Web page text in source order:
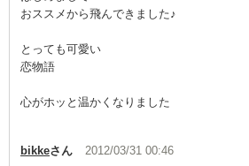
おススメから飛んできました♪
とっても可愛い
恋物語
心がホッと温かくなりました
bikkeさん 2012/03/31 00:46